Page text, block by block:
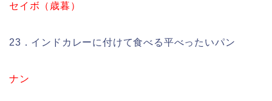
セイボ（歳暮）
23．インドカレーに付けて食べる平べったいパン
ナン